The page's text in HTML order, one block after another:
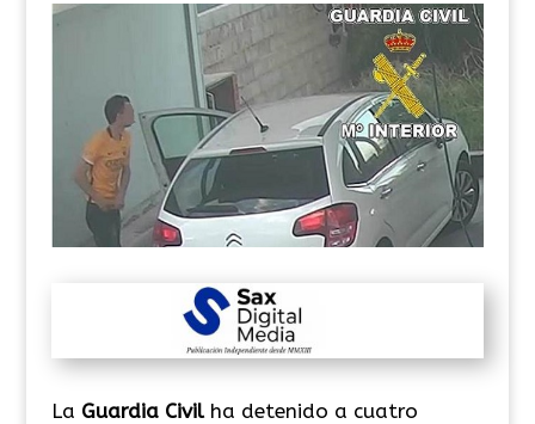
La Guardia Civilha detenido a cuatro